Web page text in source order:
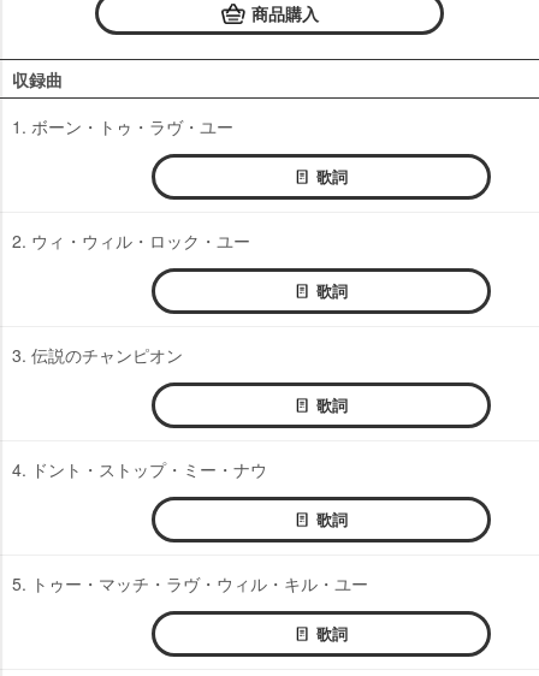
商品購入
収録曲
1. ボーン・トゥ・ラヴ・ユー
歌詞
2. ウィ・ウィル・ロック・ユー
歌詞
3. 伝説のチャンピオン
歌詞
4. ドント・ストップ・ミー・ナウ
歌詞
5. トゥー・マッチ・ラヴ・ウィル・キル・ユー
歌詞